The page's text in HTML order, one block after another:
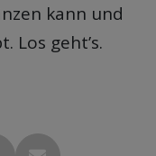
kann und
Los geht’s.